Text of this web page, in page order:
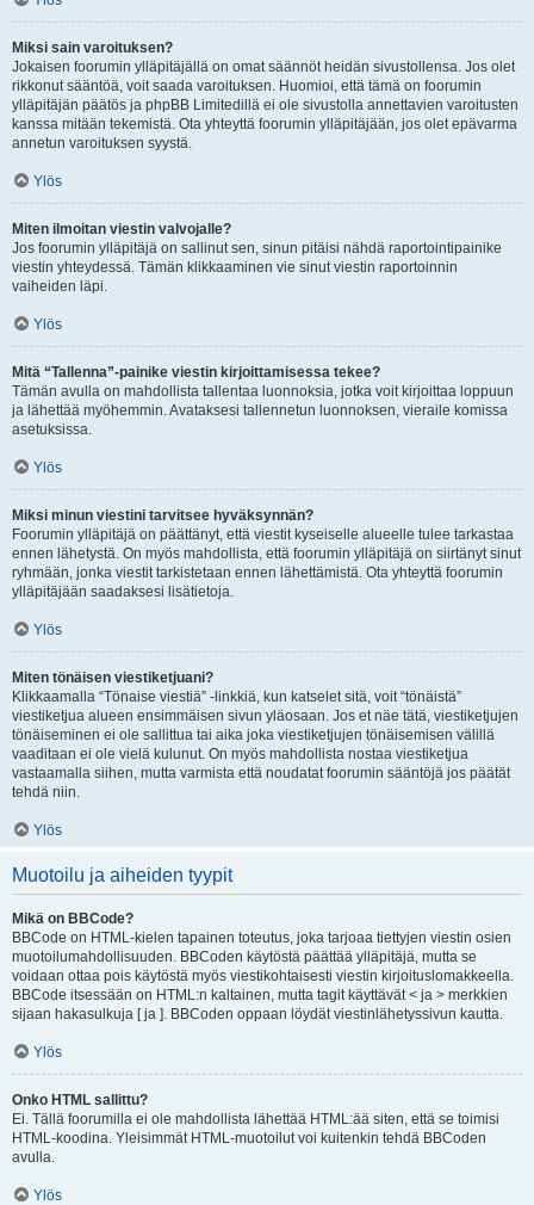
Miksi sain varoituksen?
Jokaisen foorumin ylläpitäjällä on omat säännöt heidän sivustollensa. Jos olet
rikkonut sääntöä, voit saada varoituksen. Huomioi, että tämä on foorumin
ylläpitäjän päätös ja phpBB Limitedillä ei ole sivustolla annettavien varoitusten
kanssa mitään tekemistä. Ota yhteyttä foorumin ylläpitäjään, jos olet epävarma
annetun varoituksen syystä.
Ylös
Miten ilmoitan viestin valvojalle?
Jos foorumin ylläpitäjä on sallinut sen, sinun pitäisi nähdä raportointipainike
viestin yhteydessä. Tämän klikkaaminen vie sinut viestin raportoinnin
vaiheiden läpi.
Ylös
Mitä “Tallenna”-painike viestin kirjoittamisessa tekee?
Tämän avulla on mahdollista tallentaa luonnoksia, jotka voit kirjoittaa loppuun
ja lähettää myöhemmin. Avataksesi tallennetun luonnoksen, vieraile komissa
asetuksissa.
Ylös
Miksi minun viestini tarvitsee hyväksynnän?
Foorumin ylläpitäjä on päättänyt, että viestit kyseiselle alueelle tulee tarkastaa
ennen lähetystä. On myös mahdollista, että foorumin ylläpitäjä on siirtänyt sinut
ryhmään, jonka viestit tarkistetaan ennen lähettämistä. Ota yhteyttä foorumin
ylläpitäjään saadaksesi lisätietoja.
Ylös
Miten tönäisen viestiketjuani?
Klikkaamalla “Tönaise viestiä” -linkkiä, kun katselet sitä, voit “tönäistä”
viestiketjua alueen ensimmäisen sivun yläosaan. Jos et näe tätä, viestiketjujen
tönäiseminen ei ole sallittua tai aika joka viestiketjujen tönäisemisen välillä
vaaditaan ei ole vielä kulunut. On myös mahdollista nostaa viestiketjua
vastaamalla siihen, mutta varmista että noudatat foorumin sääntöjä jos päätät
tehdä niin.
Ylös
Muotoilu ja aiheiden tyypit
Mikä on BBCode?
BBCode on HTML-kielen tapainen toteutus, joka tarjoaa tiettyjen viestin osien
muotoilumahdollisuuden. BBCoden käytöstä päättää ylläpitäjä, mutta se
voidaan ottaa pois käytöstä myös viestikohtaisesti viestin kirjoituslomakkeella.
BBCode itsessään on HTML:n kaltainen, mutta tagit käyttävät < ja > merkkien
sijaan hakasulkuja [ ja ]. BBCoden oppaan löydät viestinlähetyssivun kautta.
Ylös
Onko HTML sallittu?
Ei. Tällä foorumilla ei ole mahdollista lähettää HTML:ää siten, että se toimisi
HTML-koodina. Yleisimmät HTML-muotoilut voi kuitenkin tehdä BBCoden
avulla.
Ylös